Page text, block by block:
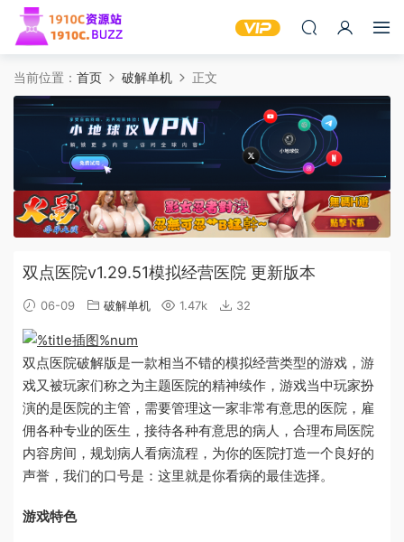
当前位置： 首页 破解单机 正文
双点医院v1.29.51模拟经营医院 更新版本
06-09 破解单机 1.47k 32
双点医院破解版是一款相当不错的模拟经营类型的游戏，游
戏又被玩家们称之为主题医院的精神续作，游戏当中玩家扮
演的是医院的主管，需要管理这一家非常有意思的医院，雇
佣各种专业的医生，接待各种有意思的病人，合理布局医院
内容房间，规划病人看病流程，为你的医院打造一个良好的
声誉，我们的口号是：这里就是你看病的最佳选择。
游戏特色